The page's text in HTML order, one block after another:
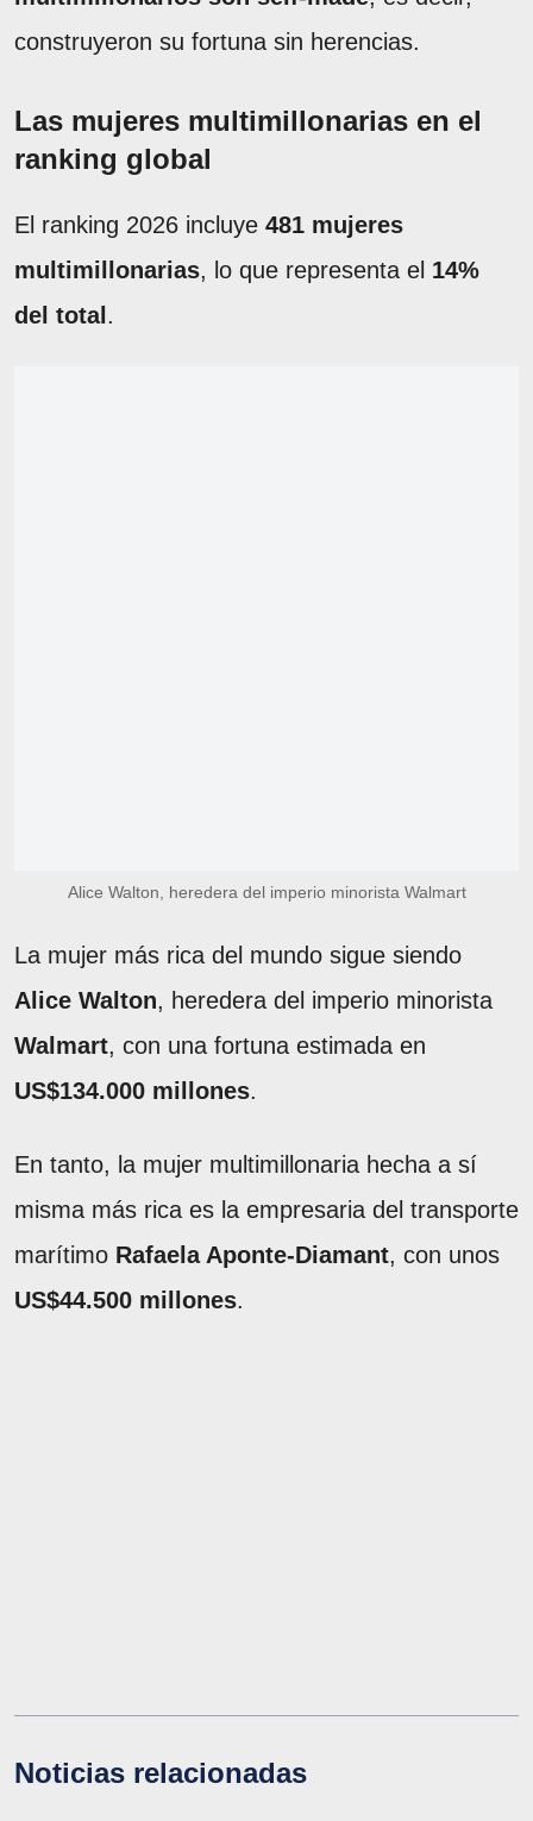
construyeron su fortuna sin herencias.
Las mujeres multimillonarias en el
ranking global
El ranking 2026 incluye 481 mujeres
multimillonarias, lo que representa el 14%
del total .
Alice Walton, heredera del imperio minorista Walmart
La mujer más rica del mundo sigue siendo
Alice Walton, heredera del imperio minorista
Walmart, con una fortuna estimada en
US$134.000 millones.
En tanto, la mujer multimillonaria hecha a sí
misma más rica es la empresaria del transporte
marítimo Rafaela Aponte-Diamant, con unos
US$44.500 millones.
Noticias relacionadas